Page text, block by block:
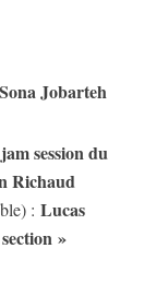
Sona Jobarteh
session du
Richaud
: Lucas
»